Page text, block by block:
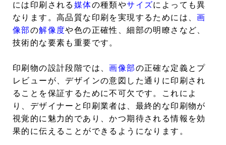
には印刷される 媒体の種類やサイズによっても異
なります。高品質な印刷を実現するためには、画
像部の解像度や色の正確性、細部の明瞭さなど、
技術的な要素も重要です。
印刷物の設計段階では、画像部の正確な定義とプ
レビューが、デザインの意図した通りに印刷され
ることを保証するために不可欠です。これによ
り、デザイナーと印刷業者は、最終的な印刷物が
視覚的に魅力的であり、かつ期待される情報を効
果的に伝えることができるようになります。